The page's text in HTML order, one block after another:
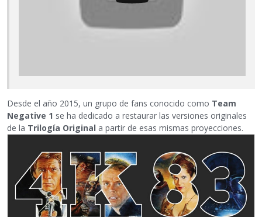
Desde el año 2015, un grupo de fans conocido como Team
Negative 1 se ha dedicado a restaurar las versiones originales
de la Trilogía Original a partir de esas mismas proyecciones.